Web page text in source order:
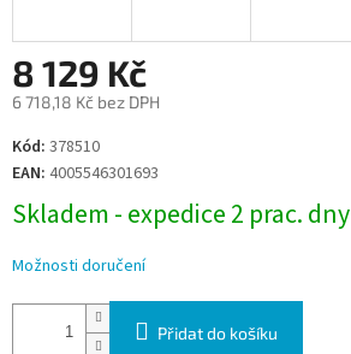
8 129 Kč
6 718,18 Kč bez DPH
Měrná
cena:
Kód: 378510
EAN: 4005546301693
Skladem - expedice 2 prac. dny
Možnosti doručení
Přidat do košíku